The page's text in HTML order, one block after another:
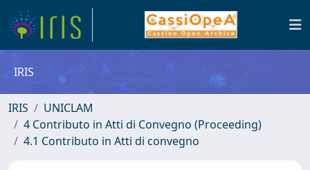
IRIS
IRIS
UNICLAM
4 Contributo in Atti di Convegno (Proceeding)
4.1 Contributo in Atti di convegno